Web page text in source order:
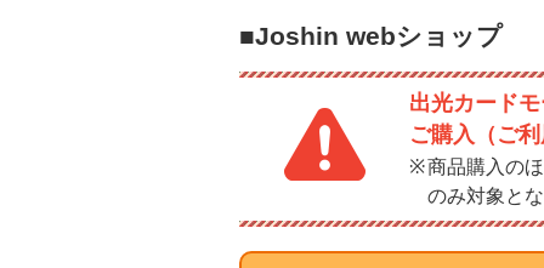
■Joshin webショップ
出光カード
ご購入（ご
商品購入の
のみ対象と